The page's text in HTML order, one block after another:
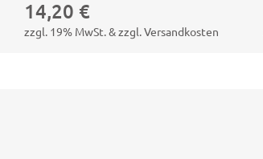
14,20 €
zzgl. 19% MwSt. & zzgl. Versandkosten